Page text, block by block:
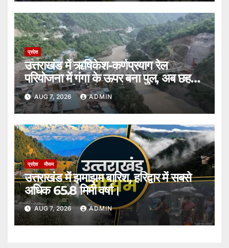
प्रदेश
उत्तराखंड में ऋषिकेश-कर्णप्रयाग रेल
परियोजना में गंगा के ऊपर बना पुल, अब छह
की जगह ढाई घंटे में पूरा होगा सफर।
AUG 7, 2026 ADMIN
प्रदेश मौसम
उत्तराखंड में झमाझम बारिश, हरिद्वार में सबसे
अधिक 65.8 मिमी वर्षा।
AUG 7, 2026 ADMIN